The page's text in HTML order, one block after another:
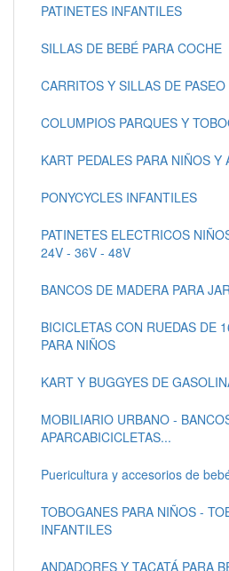
PATINETES INFANTILES
SILLAS DE BEBÉ PARA COCHE
CARRITOS Y SILLAS DE PASEO
COLUMPIOS PARQUES Y
KART PEDALES PARA NIÑOS Y
PONYCYCLES INFANTILES
PATINETES ELECTRICOS
24V - 36V - 48V
BANCOS DE MADERA PARA
BICICLETAS CON RUEDAS DE
PARA NIÑOS
KART Y BUGGYES DE
MOBILIARIO URBANO -
APARCABICICLETAS...
Puericultura y accesorios de
TOBOGANES PARA NIÑOS -
INFANTILES
ANDADORES Y TACATÁ PARA